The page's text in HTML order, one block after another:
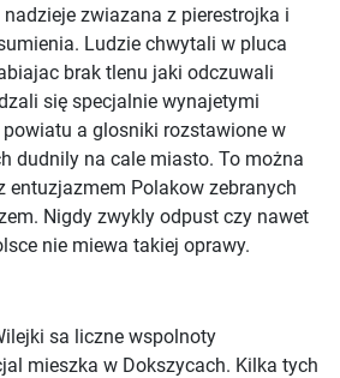
zwiazana z pierestrojka i
Ludzie chwytali w pluca
brak tlenu jaki odczuwali
się specjalnie wynajetymi
a glosniki rozstawione w
dudnily na cale miasto. To można
entuzjazmem Polakow zebranych
Nigdy zwykly odpust czy nawet
nie miewa takiej oprawy.
sa liczne wspolnoty
mieszka w Dokszycach. Kilka tych